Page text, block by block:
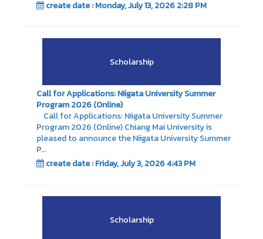
create date : Monday, July 13, 2026 2:28 PM
Scholarship
Call for Applications: Niigata University Summer
Program 2026 (Online)
Call for Applications: Niigata University Summer
Program 2026 (Online) Chiang Mai University is
pleased to announce the Niigata University Summer
P...
create date : Friday, July 3, 2026 4:43 PM
Scholarship